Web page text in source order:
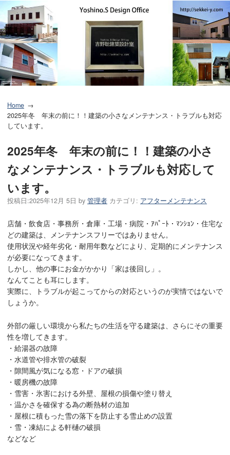
Home
2025年冬 年末の前に！！建築の小さなメンテナンス・トラブルも対応
しています。
2025年冬 年末の前に！！建築の小さ
なメンテナンス・トラブルも対応して
います。
投稿日:2025年12月 5日 by 管理者 カテゴリ: アフターメンテナンス
店舗・飲食店・事務所・倉庫・工場・病院・ｱﾊﾟｰﾄ・ﾏﾝｼｮﾝ・住宅な
どの建築は、メンテナンスフリーではありません。
使用状況や経年劣化・耐用年数などにより、定期的にメンテナンス
が必要になってきます。
しかし、他の事にお金がかかり「家は後回し」。
なんてことも耳にします。
実際に、トラブルが起こってからの対応というのが実情ではないで
しょうか。
外部の厳しい環境から私たちの生活を守る建築は、さらにその重要
性を増してきます。
・給湯器の故障
・水道管や排水管の破裂
・隙間風が気になる窓・ドアの破損
・暖房機の故障
・雪害・氷害における外壁、屋根の損傷や塗り替え
・温かさを確保する為の断熱材の追加
・屋根に積もった雪の落下を防止する雪止めの設置
・雪・凍結による軒樋の破損
などなど